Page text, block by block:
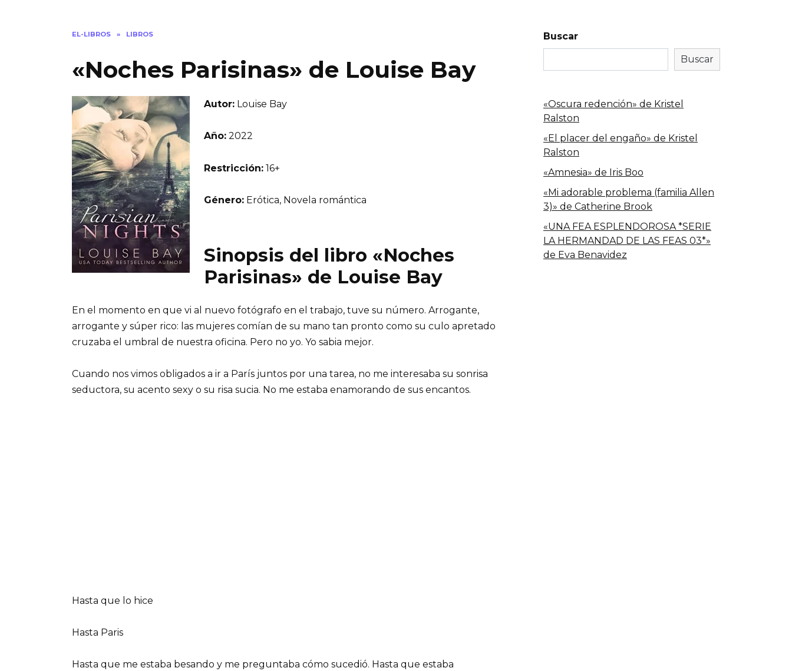
EL-LIBROS » LIBROS
«Noches Parisinas» de Louise Bay
Autor: Louise Bay
Año: 2022
Restricción: 16+
Género: Erótica, Novela romántica
Sinopsis del libro «Noches
Parisinas» de Louise Bay
En el momento en que vi al nuevo fotógrafo en el trabajo, tuve su número. Arrogante,
arrogante y súper rico: las mujeres comían de su mano tan pronto como su culo apretado
cruzaba el umbral de nuestra oficina. Pero no yo. Yo sabia mejor.
Cuando nos vimos obligados a ir a París juntos por una tarea, no me interesaba su sonrisa
seductora, su acento sexy o su risa sucia. No me estaba enamorando de sus encantos.
Hasta que lo hice
Hasta Paris
Hasta que me estaba besando y me preguntaba cómo sucedió. Hasta que estaba
Buscar
Buscar
«Oscura redención» de Kristel
Ralston
«El placer del engaño» de Kristel
Ralston
«Amnesia» de Iris Boo
«Mi adorable problema (familia Allen
3)» de Catherine Brook
«UNA FEA ESPLENDOROSA *SERIE
LA HERMANDAD DE LAS FEAS 03*»
de Eva Benavidez